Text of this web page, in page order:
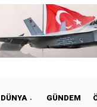
DÜNYA GÜNDEM